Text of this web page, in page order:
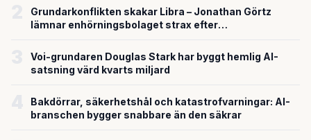
Grundarkonflikten skakar Libra – Jonathan Görtz
lämnar enhörningsbolaget strax efter
Voi-grundaren Douglas Stark har byggt hemlig AI-
satsning värd kvarts miljard
Bakdörrar, säkerhetshål och katastrofvarningar: AI-
branschen bygger snabbare än den säkrar